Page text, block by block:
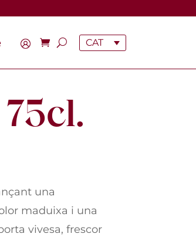
CAT
una
maduixa i una
vivesa, frescor